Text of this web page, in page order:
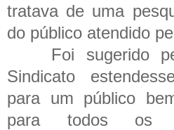
tratava de uma
do público atendido
Foi sugerido
Sindicato
para um público
para todos os